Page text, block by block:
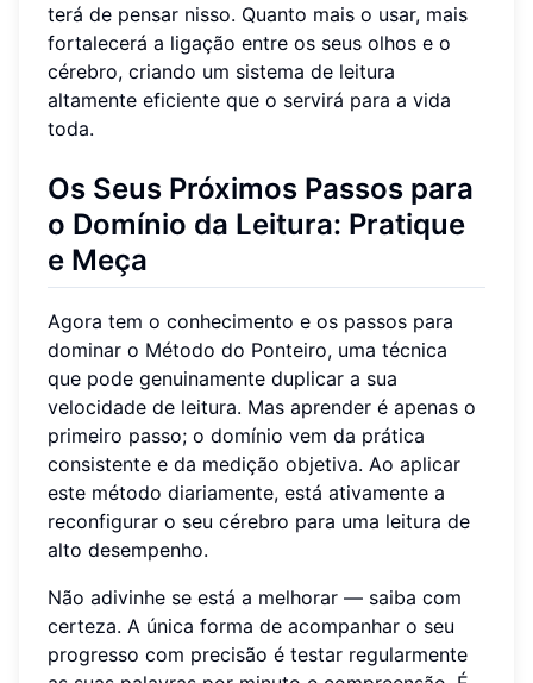
terá de pensar nisso. Quanto mais o usar, mais
fortalecerá a ligação entre os seus olhos e o
cérebro, criando um sistema de leitura
altamente eficiente que o servirá para a vida
toda.
Os Seus Próximos Passos para
o Domínio da Leitura: Pratique
e Meça
Agora tem o conhecimento e os passos para
dominar o Método do Ponteiro, uma técnica
que pode genuinamente duplicar a sua
velocidade de leitura. Mas aprender é apenas o
primeiro passo; o domínio vem da prática
consistente e da medição objetiva. Ao aplicar
este método diariamente, está ativamente a
reconfigurar o seu cérebro para uma leitura de
alto desempenho.
Não adivinhe se está a melhorar — saiba com
certeza. A única forma de acompanhar o seu
progresso com precisão é testar regularmente